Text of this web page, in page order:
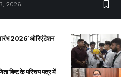
2026
2026’ ओरिएंटेशन
बिष्ट के परिचय पत्र में